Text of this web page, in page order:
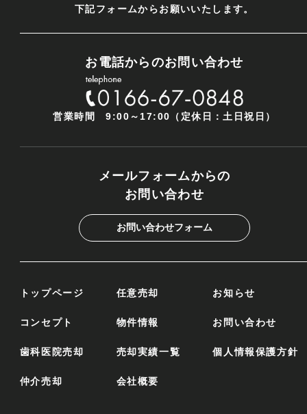
下記フォームからお願いいたします。
お電話からのお問い合わせ
営業時間 9:00～17:00（定休日：土日祝日）
メールフォームからの
お問い合わせ
お問い合わせフォーム
トップページ 任意売却 お知らせ
コンセプト 物件情報 お問い合わせ
歯科医院売却 売却実績一覧 個人情報保護方針
仲介売却 会社概要